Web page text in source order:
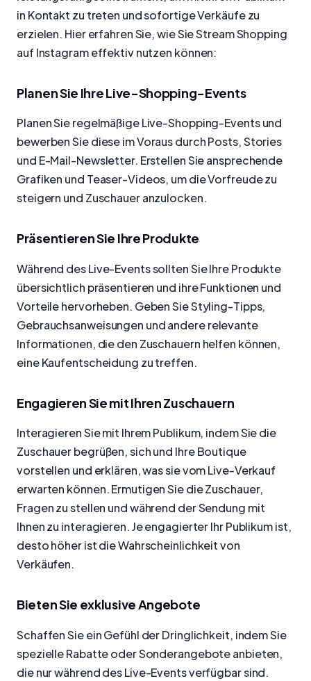
in Kontakt zu treten und sofortige Verkäufe zu
erzielen. Hier erfahren Sie, wie Sie Stream Shopping
auf Instagram effektiv nutzen können:
Planen Sie Ihre Live-Shopping-Events
Planen Sie regelmäßige Live-Shopping-Events und
bewerben Sie diese im Voraus durch Posts, Stories
und E-Mail-Newsletter. Erstellen Sie ansprechende
Grafiken und Teaser-Videos, um die Vorfreude zu
steigern und Zuschauer anzulocken.
Präsentieren Sie Ihre Produkte
Während des Live-Events sollten Sie Ihre Produkte
übersichtlich präsentieren und ihre Funktionen und
Vorteile hervorheben. Geben Sie Styling-Tipps,
Gebrauchsanweisungen und andere relevante
Informationen, die den Zuschauern helfen können,
eine Kaufentscheidung zu treffen.
Engagieren Sie mit Ihren Zuschauern
Interagieren Sie mit Ihrem Publikum, indem Sie die
Zuschauer begrüßen, sich und Ihre Boutique
vorstellen und erklären, was sie vom Live-Verkauf
erwarten können. Ermutigen Sie die Zuschauer,
Fragen zu stellen und während der Sendung mit
Ihnen zu interagieren. Je engagierter Ihr Publikum ist,
desto höher ist die Wahrscheinlichkeit von
Verkäufen.
Bieten Sie exklusive Angebote
Schaffen Sie ein Gefühl der Dringlichkeit, indem Sie
spezielle Rabatte oder Sonderangebote anbieten,
die nur während des Live-Events verfügbar sind.